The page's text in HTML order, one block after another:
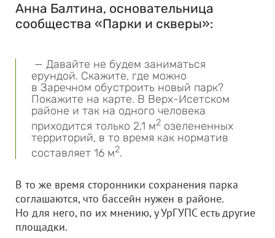
Анна Балтина, основательница
сообщества «Парки и скверы»:
— Давайте не будем заниматься
ерундой. Скажите, где можно
в Заречном обустроить новый парк?
Покажите на карте. В Верх-Исетском
районе и так на одного человека
приходится только 2,1 м2 озелененных
территорий, в то время как норматив
составляет 16 м2.
В то же время сторонники сохранения парка
соглашаются, что бассейн нужен в районе.
Но для него, по их мнению, у УрГУПС есть другие
площадки.